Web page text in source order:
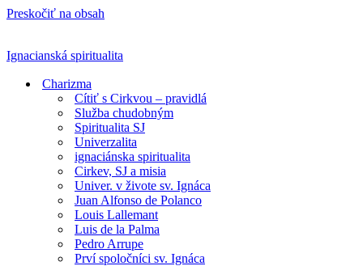
Preskočiť na obsah
Ignacianská spiritualita
Charizma
Cítiť s Cirkvou – pravidlá
Služba chudobným
Spiritualita SJ
Univerzalita
ignaciánska spiritualita
Cirkev, SJ a misia
Univer. v živote sv. Ignáca
Juan Alfonso de Polanco
Louis Lallemant
Luis de la Palma
Pedro Arrupe
Prví spoločníci sv. Ignáca